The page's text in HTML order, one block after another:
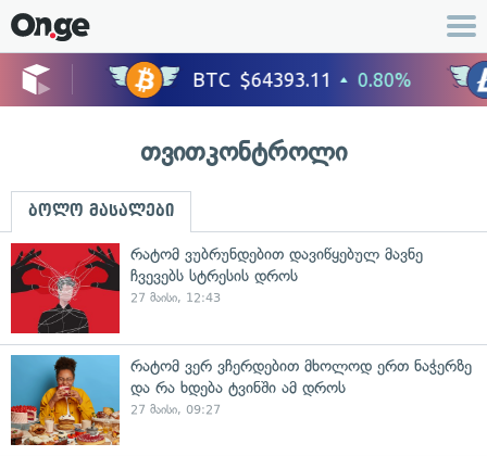
თვითკონტროლი
ბოლო მასალები
რატომ ვუბრუნდებით დავიწყებულ მავნე
ჩვევებს სტრესის დროს
27 მაისი, 12:43
რატომ ვერ ვჩერდებით მხოლოდ ერთ ნაჭერზე
და რა ხდება ტვინში ამ დროს
27 მაისი, 09:27